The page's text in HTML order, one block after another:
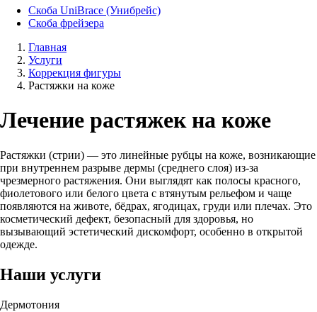
Скоба UniBrace (Унибрейс)
Скоба фрейзера
Главная
Услуги
Коррекция фигуры
Растяжки на коже
Лечение растяжек на коже
Растяжки (стрии) — это линейные рубцы на коже, возникающие
при внутреннем разрыве дермы (среднего слоя) из-за
чрезмерного растяжения. Они выглядят как полосы красного,
фиолетового или белого цвета с втянутым рельефом и чаще
появляются на животе, бёдрах, ягодицах, груди или плечах. Это
косметический дефект, безопасный для здоровья, но
вызывающий эстетический дискомфорт, особенно в открытой
одежде.
Наши услуги
Дермотония